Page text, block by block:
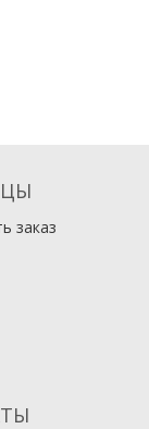
заказ